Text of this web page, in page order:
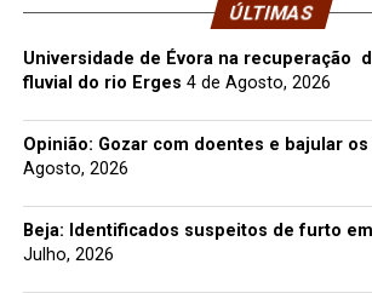
ÚLTIMAS
Universidade de Évora na recuperação
fluvial do rio Erges 4 de Agosto, 2026
Opinião: Gozar com doentes e bajular
Agosto, 2026
Beja: Identificados suspeitos de furto
Julho, 2026